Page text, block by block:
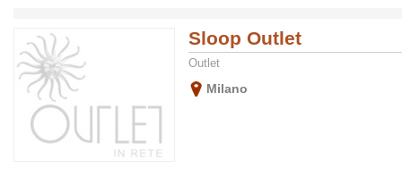
Sloop Outlet
Outlet
Milano